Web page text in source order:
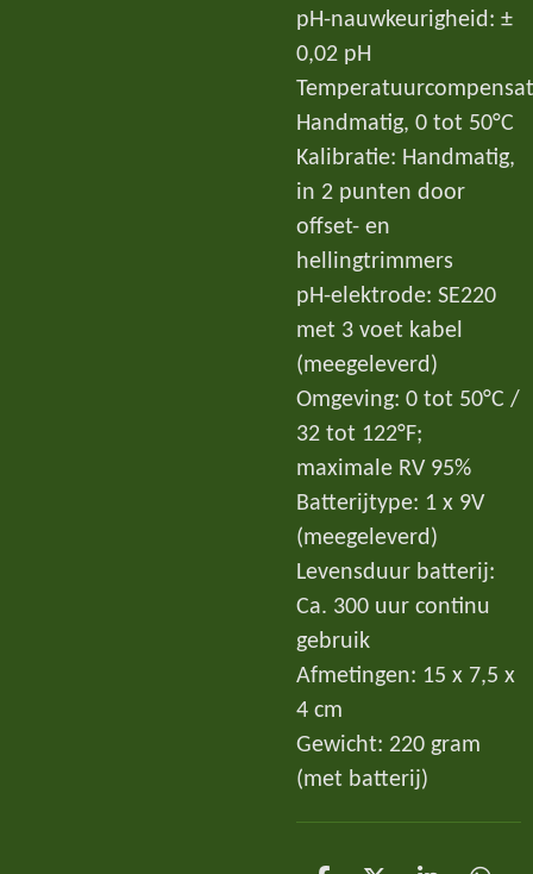
pH-nauwkeurigheid: ±
0,02 pH
Handmatig, 0 tot 50°C
Kalibratie: Handmatig,
in 2 punten door
offset- en
hellingtrimmers
pH-elektrode: SE220
met 3 voet kabel
(meegeleverd)
Omgeving: 0 tot 50°C /
32 tot 122°F;
maximale RV 95%
Batterijtype: 1 x 9V
(meegeleverd)
Levensduur batterij:
Ca. 300 uur continu
gebruik
Afmetingen: 15 x 7,5 x
4 cm
Gewicht: 220 gram
(met batterij)